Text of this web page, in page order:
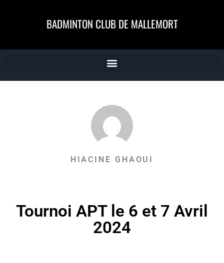
BADMINTON CLUB DE MALLEMORT
HIACINE GHAOUI
Tournoi APT le 6 et 7 Avril
2024